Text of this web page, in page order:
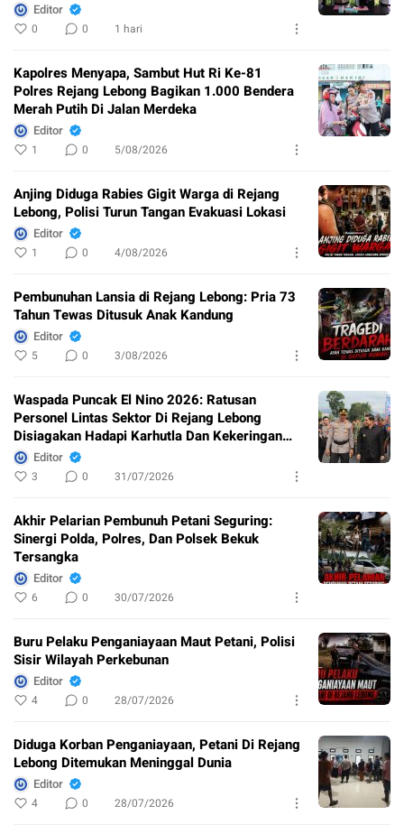
Editor
0 0 1 hari
Kapolres Menyapa, Sambut Hut Ri Ke-81
Polres Rejang Lebong Bagikan 1.000 Bendera
Merah Putih Di Jalan Merdeka
Editor
1 0 5/08/2026
Anjing Diduga Rabies Gigit Warga di Rejang
Lebong, Polisi Turun Tangan Evakuasi Lokasi
Editor
1 0 4/08/2026
Pembunuhan Lansia di Rejang Lebong: Pria 73
Tahun Tewas Ditusuk Anak Kandung
Editor
5 0 3/08/2026
Waspada Puncak El Nino 2026: Ratusan
Personel Lintas Sektor Di Rejang Lebong
Disiagakan Hadapi Karhutla Dan Kekeringan
Ekstrem
Editor
3 0 31/07/2026
Akhir Pelarian Pembunuh Petani Seguring:
Sinergi Polda, Polres, Dan Polsek Bekuk
Tersangka
Editor
6 0 30/07/2026
Buru Pelaku Penganiayaan Maut Petani, Polisi
Sisir Wilayah Perkebunan
Editor
4 0 28/07/2026
Diduga Korban Penganiayaan, Petani Di Rejang
Lebong Ditemukan Meninggal Dunia
Editor
4 0 28/07/2026